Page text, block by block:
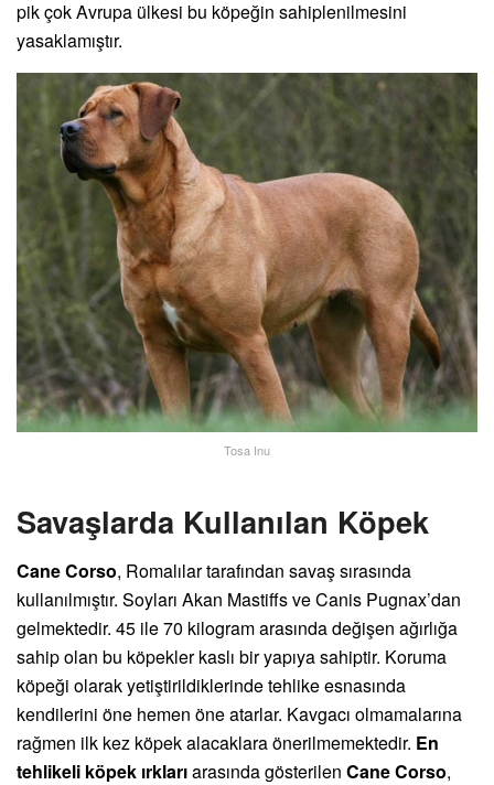
pik çok Avrupa ülkesi bu köpeğin sahiplenilmesini
yasaklamıştır.
Tosa Inu
Savaşlarda Kullanılan Köpek
Cane Corso, Romalılar tarafından savaş sırasında
kullanılmıştır. Soyları Akan Mastiffs ve Canis Pugnax’dan
gelmektedir. 45 ile 70 kilogram arasında değişen ağırlığa
sahip olan bu köpekler kaslı bir yapıya sahiptir. Koruma
köpeği olarak yetiştirildiklerinde tehlike esnasında
kendilerini öne hemen öne atarlar. Kavgacı olmamalarına
rağmen ilk kez köpek alacaklara önerilmemektedir. En
tehlikeli köpek ırklarıarasında gösterilen Cane Corso,